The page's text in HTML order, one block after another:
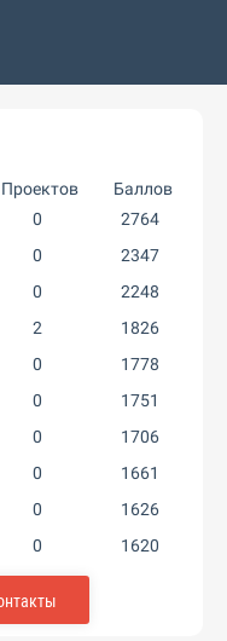
Проектов
Баллов
0
2764
0
2347
0
2248
2
1826
0
1778
0
1751
0
1706
0
1661
0
1626
0 1620